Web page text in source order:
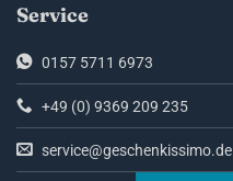
Service
0157 5711 6973
+49 (0) 9369 209 235
service@geschenkissimo.de